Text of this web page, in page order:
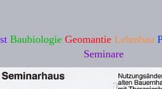
Baubiologie Geomantie Lehmbau
Seminare